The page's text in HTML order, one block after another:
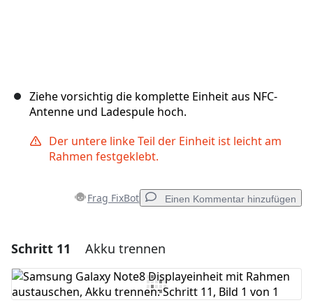
Ziehe vorsichtig die komplette Einheit aus NFC-
Antenne und Ladespule hoch.
Der untere linke Teil der Einheit ist leicht am
Rahmen festgeklebt.
Frag FixBot Einen Kommentar hinzufügen
Einen Kommentar hinzufügen
Kommentar hinzufügen
Schritt 11 Akku trennen